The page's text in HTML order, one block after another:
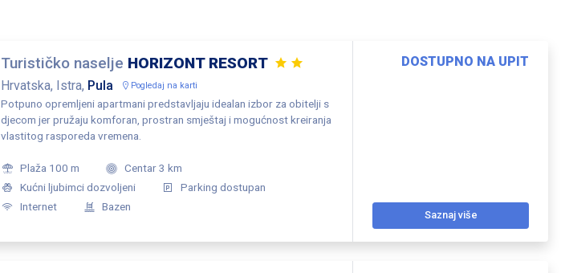
Turističko naselje HORIZONT RESORT
Hrvatska, Istra, Pula Pogledaj na karti
Potpuno opremljeni apartmani predstavljaju idealan izbor za obitelji s
djecom jer pružaju komforan, prostran smještaj i mogućnost kreiranja
vlastitog rasporeda vremena.
Plaža 100 m
Centar 3 km
Kućni ljubimci dozvoljeni
Parking dostupan
Internet
Bazen
DOSTUPNO NA UPIT
Saznaj više